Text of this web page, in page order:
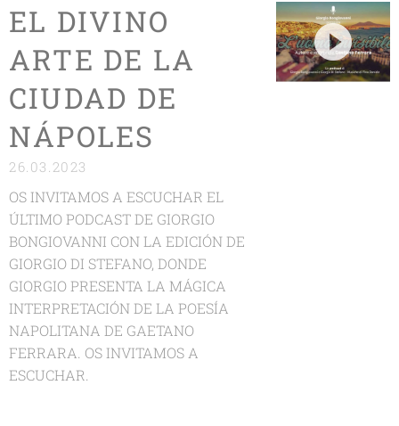
EL DIVINO
ARTE DE LA
CIUDAD DE
NÁPOLES
26.03.2023
OS INVITAMOS A ESCUCHAR EL
ÚLTIMO PODCAST DE GIORGIO
BONGIOVANNI CON LA EDICIÓN DE
GIORGIO DI STEFANO, DONDE
GIORGIO PRESENTA LA MÁGICA
INTERPRETACIÓN DE LA POESÍA
NAPOLITANA DE GAETANO
FERRARA. OS INVITAMOS A
ESCUCHAR.